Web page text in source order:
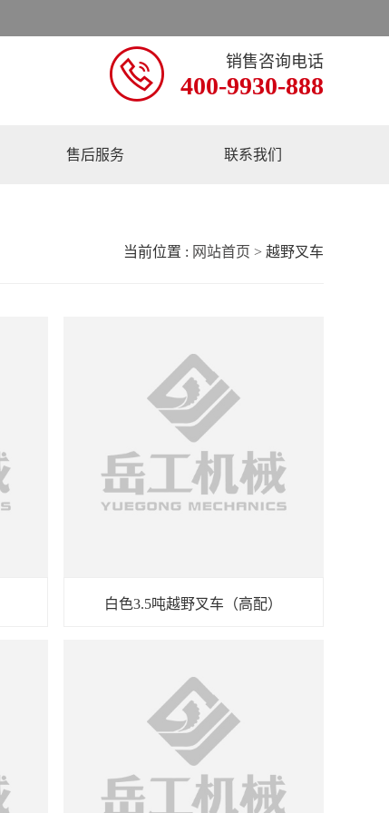
 销售咨询电话
400-9930-888
售后服务 联系我们
当前位置 : 网站首页 > 越野叉车
白色3.5吨越野叉车（高配）